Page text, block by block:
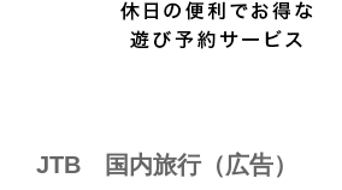
JTB 国内旅行（広告）